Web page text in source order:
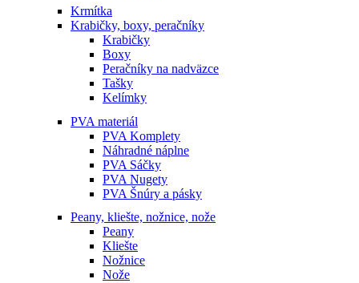
Krmítka
Krabičky, boxy, peračníky
Krabičky
Boxy
Peračníky na nadväzce
Tašky
Kelímky
PVA materiál
PVA Komplety
Náhradné náplne
PVA Sáčky
PVA Nugety
PVA Šnúry a pásky
Peany, kliešte, nožnice, nože
Peany
Kliešte
Nožnice
Nože